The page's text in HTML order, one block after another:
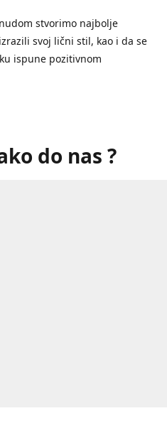
stvorimo najbolje
svoj lični stil, kao i da se
ispune pozitivnom
do nas ?